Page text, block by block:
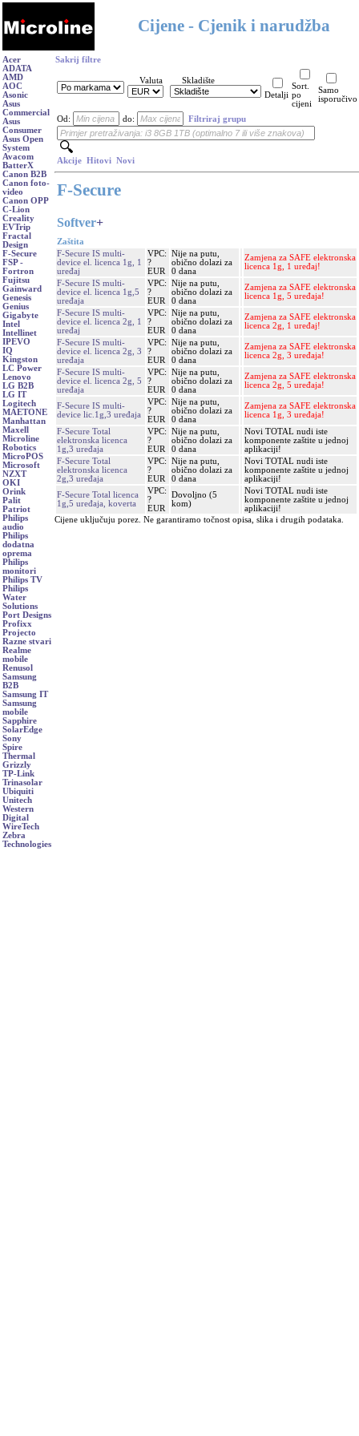
Cijene - Cjenik i narudžba
Acer
ADATA
AMD
AOC
Asonic
Asus
Commercial
Asus
Consumer
Asus Open
System
Avacom
BatterX
Canon B2B
Canon foto-
video
Canon OPP
C-Lion
Creality
EVTrip
Fractal
Design
F-Secure
FSP -
Fortron
Fujitsu
Gainward
Genesis
Genius
Gigabyte
Intel
Intellinet
IPEVO
IQ
Kingston
LC Power
Lenovo
LG B2B
LG IT
Logitech
MAETONE
Manhattan
Maxell
Microline
Robotics
MicroPOS
Microsoft
NZXT
OKI
Orink
Palit
Patriot
Philips
audio
Philips
dodatna
oprema
Philips
monitori
Philips TV
Philips
Water
Solutions
Port Designs
Profixx
Projecto
Razne stvari
Realme
mobile
Renusol
Samsung
B2B
Samsung IT
Samsung
mobile
Sapphire
SolarEdge
Sony
Spire
Thermal
Grizzly
TP-Link
Trinasolar
Ubiquiti
Unitech
Western
Digital
WireTech
Zebra
Technologies
Sakrij filtre
Valuta
Skladište
Detalji
Sort.
po
cijeni
Samo
isporučivo
Od: do: Filtriraj grupu
Akcije Hitovi Novi
F-Secure
Softver+
Zaštita
F-Secure IS multi-
device el. licenca 1g, 1
uređaj
VPC:
?
EUR
Nije na putu,
obično dolazi za
0 dana
Zamjena za SAFE elektronska
licenca 1g, 1 uređaj!
F-Secure IS multi-
device el. licenca 1g,5
uređaja
VPC:
?
EUR
Nije na putu,
obično dolazi za
0 dana
Zamjena za SAFE elektronska
licenca 1g, 5 uređaja!
F-Secure IS multi-
device el. licenca 2g, 1
uređaj
VPC:
?
EUR
Nije na putu,
obično dolazi za
0 dana
Zamjena za SAFE elektronska
licenca 2g, 1 uređaj!
F-Secure IS multi-
device el. licenca 2g, 3
uređaja
VPC:
?
EUR
Nije na putu,
obično dolazi za
0 dana
Zamjena za SAFE elektronska
licenca 2g, 3 uređaja!
F-Secure IS multi-
device el. licenca 2g, 5
uređaja
VPC:
?
EUR
Nije na putu,
obično dolazi za
0 dana
Zamjena za SAFE elektronska
licenca 2g, 5 uređaja!
F-Secure IS multi-
device lic.1g,3 uređaja
VPC:
?
EUR
Nije na putu,
obično dolazi za
0 dana
Zamjena za SAFE elektronska
licenca 1g, 3 uređaja!
F-Secure Total
elektronska licenca
1g,3 uređaja
VPC:
?
EUR
Nije na putu,
obično dolazi za
0 dana
Novi TOTAL nudi iste
komponente zaštite u jednoj
aplikaciji!
F-Secure Total
elektronska licenca
2g,3 uređaja
VPC:
?
EUR
Nije na putu,
obično dolazi za
0 dana
Novi TOTAL nudi iste
komponente zaštite u jednoj
aplikaciji!
F-Secure Total licenca
1g,5 uređaja, koverta
VPC:
?
EUR
Dovoljno (5
kom)
Novi TOTAL nudi iste
komponente zaštite u jednoj
aplikaciji!
Cijene uključuju porez. Ne garantiramo točnost opisa, slika i drugih podataka.